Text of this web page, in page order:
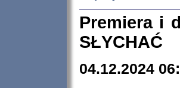
Premiera i
SŁYCHAĆ
04.12.2024